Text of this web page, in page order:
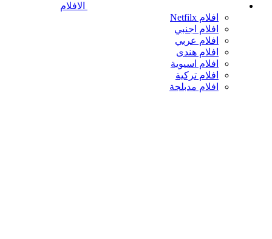
الافلام
افلام Netfilx
افلام اجنبي
افلام عربي
افلام هندى
افلام اسيوية
افلام تركية
افلام مدبلجة